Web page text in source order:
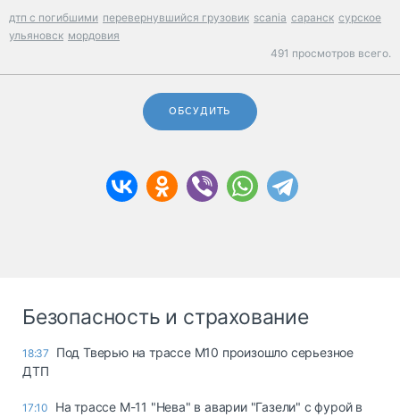
дтп с погибшими перевернувшийся грузовик scania саранск сурское
ульяновск мордовия
491 просмотров всего.
ОБСУДИТЬ
Безопасность и страхование
18:37
Под Тверью на трассе М10 произошло серьезное
ДТП
17:10
На трассе М-11 "Нева" в аварии "Газели" с фурой в